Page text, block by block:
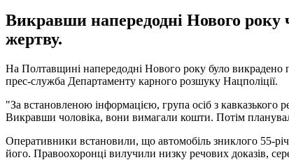
Викравши напередодні Нового року
жертву.
На Полтавщині напередодні Нового року було викрадено
прес-служба Департаменту карного розшуку Нацполіції.
"За встановленою інформацією, група осіб з кавказького
Викравши чоловіка, вони вимагали кошти. Потім
Оперативники встановили, що автомобіль зниклого 55-
його. Правоохоронці вилучили низку речових доказів,